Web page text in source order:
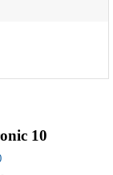
10